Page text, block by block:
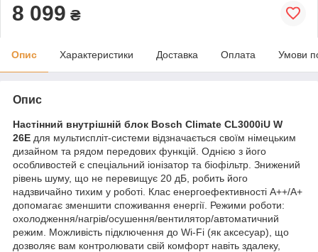
8 099 ₴
Опис Характеристики Доставка Оплата Умови
Опис
Настінний внутрішній блок Bosch Climate CL3000iU W
26E для мультиспліт-системи відзначається своїм німецьким
дизайном та рядом передових функцій. Однією з його
особливостей є спеціальний іонізатор та біофільтр. Знижений
рівень шуму, що не перевищує 20 дБ, робить його
надзвичайно тихим у роботі. Клас енергоефективності A++/A+
допомагає зменшити споживання енергії. Режими роботи:
охолодження/нагрів/осушення/вентилятор/автоматичний
режим. Можливість підключення до Wi-Fi (як аксесуар), що
дозволяє вам контролювати свій комфорт навіть здалеку,